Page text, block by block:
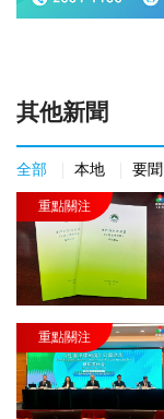
其他新聞
全部 本地 要聞